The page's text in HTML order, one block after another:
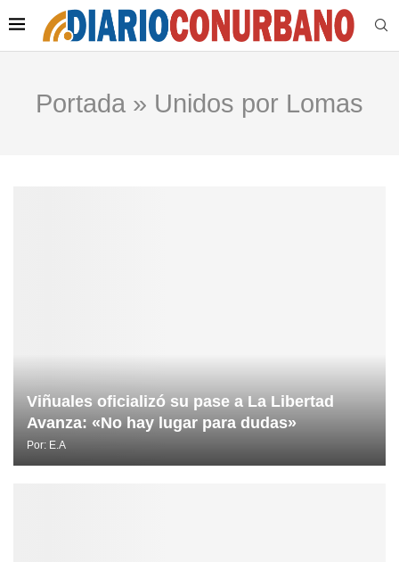
Portada » Unidos por Lomas
Viñuales oficializó su pase a La Libertad
Avanza: «No hay lugar para dudas»
Por: E.A